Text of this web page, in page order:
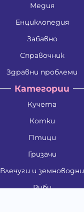
Медия
Енциклопедия
Забавно
Справочник
Здравни проблеми
Категории
Кучета
Котки
Птици
Гризачи
Влечуги и земноводни
Риби